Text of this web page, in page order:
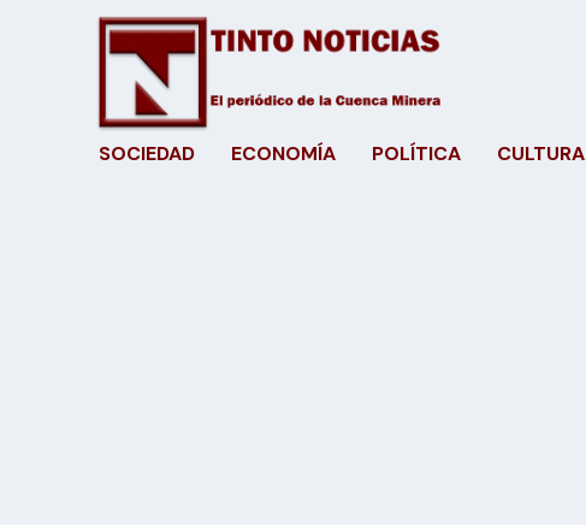
SOCIEDAD ECONOMÍA POLÍTICA CULTURA